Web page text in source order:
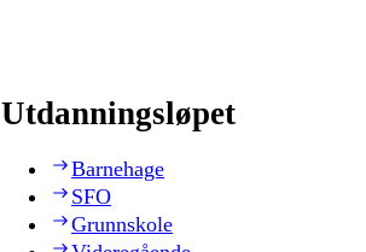
Utdanningsløpet
Barnehage
SFO
Grunnskole